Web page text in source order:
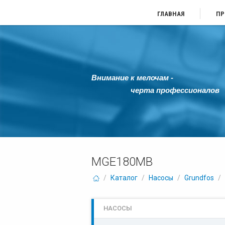
ГЛАВНАЯ
Внимание к мелочам -
черта профессионалов
MGE180MB
/ Каталог / Насосы / Grundfos /
НАСОСЫ